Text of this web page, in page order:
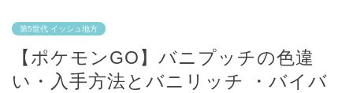
第5世代 イッシュ地方
【ポケモンGO】バニプッチの色違
い・入手方法とバニリッチ ・バイバ